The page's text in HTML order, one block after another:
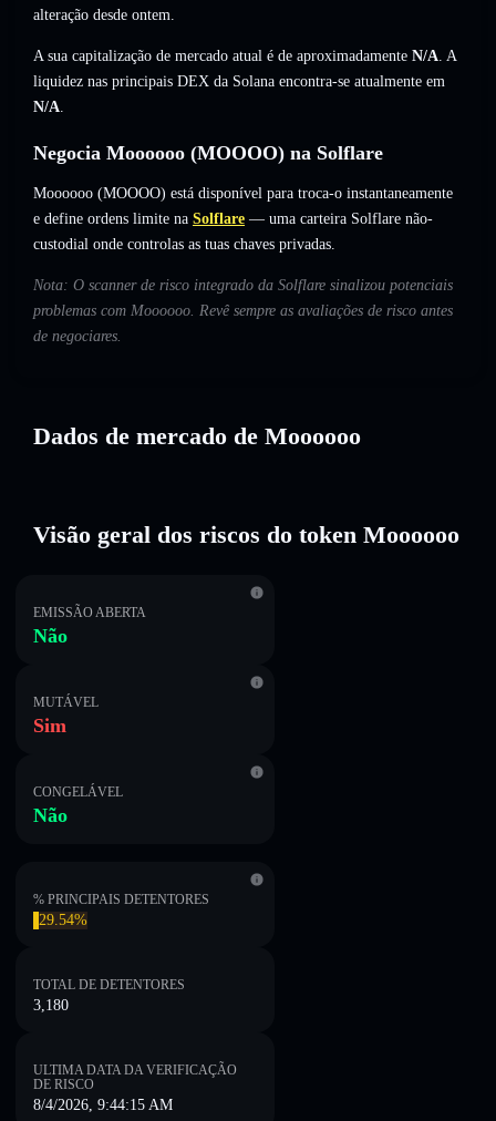
alteração desde ontem.
A sua capitalização de mercado atual é de aproximadamente N/A. A
liquidez nas principais DEX da Solana encontra-se atualmente em
N/A.
Negocia Moooooo (MOOOO) na Solflare
Moooooo (MOOOO) está disponível para troca-o instantaneamente
e define ordens limite na Solflare — uma carteira Solflare não-
custodial onde controlas as tuas chaves privadas.
Nota: O scanner de risco integrado da Solflare sinalizou potenciais
problemas com Moooooo. Revê sempre as avaliações de risco antes
de negociares.
Dados de mercado de Moooooo
Visão geral dos riscos do token Moooooo
EMISSÃO ABERTA
Não
MUTÁVEL
Sim
CONGELÁVEL
Não
% PRINCIPAIS DETENTORES
29.54%
TOTAL DE DETENTORES
3,180
ULTIMA DATA DA VERIFICAÇÃO
DE RISCO
8/4/2026, 9:44:15 AM